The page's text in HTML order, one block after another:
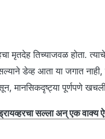
मृतदेह तिच्याजवळ होता.
डेव्ह आता या जगात नाही,
मानसिकदृष्ट्या पूर्णपणे
सल्ला अन् एक वाक्य